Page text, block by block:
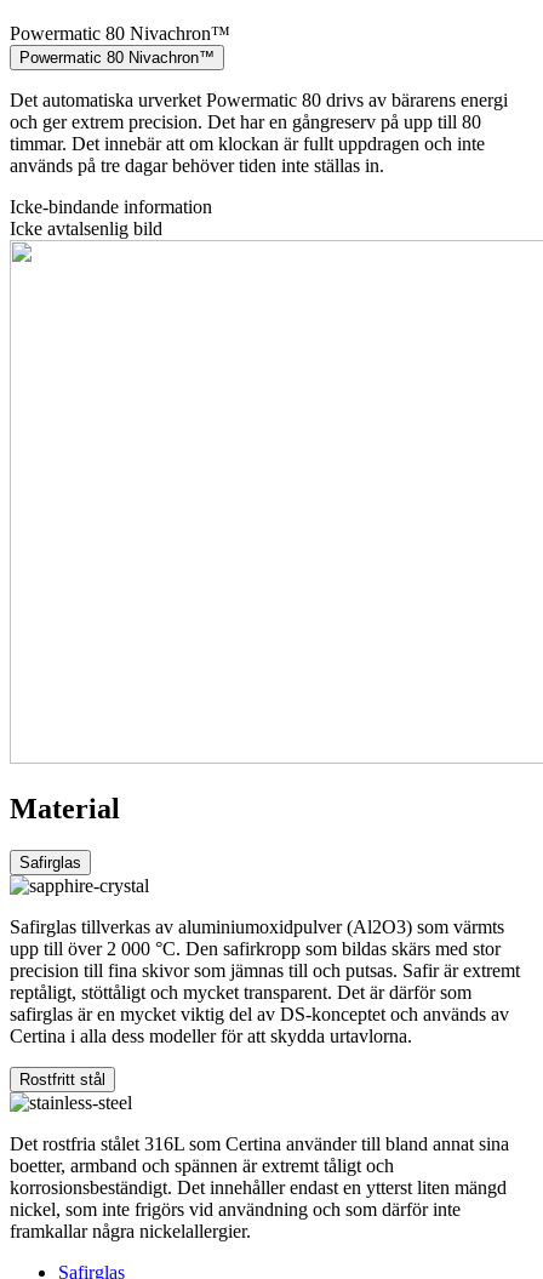
Powermatic 80 Nivachron™
Powermatic 80 Nivachron™
Det automatiska urverket Powermatic 80 drivs av bärarens energi
och ger extrem precision. Det har en gångreserv på upp till 80
timmar. Det innebär att om klockan är fullt uppdragen och inte
används på tre dagar behöver tiden inte ställas in.
Icke-bindande information
Icke avtalsenlig bild
Material
Safirglas
Safirglas tillverkas av aluminiumoxidpulver (Al2O3) som värmts
upp till över 2 000 °C. Den safirkropp som bildas skärs med stor
precision till fina skivor som jämnas till och putsas. Safir är extremt
reptåligt, stöttåligt och mycket transparent. Det är därför som
safirglas är en mycket viktig del av DS-konceptet och används av
Certina i alla dess modeller för att skydda urtavlorna.
Rostfritt stål
Det rostfria stålet 316L som Certina använder till bland annat sina
boetter, armband och spännen är extremt tåligt och
korrosionsbeständigt. Det innehåller endast en ytterst liten mängd
nickel, som inte frigörs vid användning och som därför inte
framkallar några nickelallergier.
Safirglas